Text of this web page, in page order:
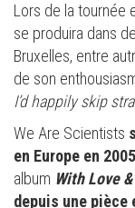
Lors de la tournée
se produira dans
Bruxelles, entre
de son
I’d happily skip
We Are Scientists
en Europe en 2005
album With Love
depuis une